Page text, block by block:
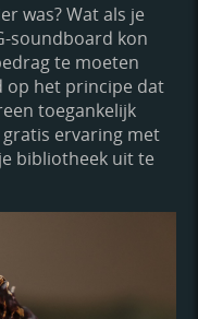
was? Wat als je
soundboard kon
te moeten
op het principe dat
toegankelijk
ervaring met
bibliotheek uit te